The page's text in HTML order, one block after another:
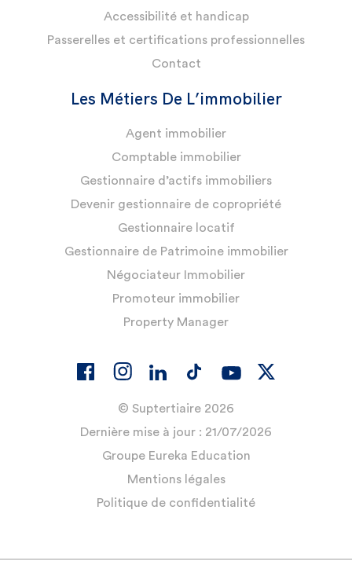
Accessibilité et handicap
Passerelles et certifications professionnelles
Contact
Les Métiers De L’immobilier
Agent immobilier
Comptable immobilier
Gestionnaire d’actifs immobiliers
Devenir gestionnaire de copropriété
Gestionnaire locatif
Gestionnaire de Patrimoine immobilier
Négociateur Immobilier
Promoteur immobilier
Property Manager
© Suptertiaire 2026
Dernière mise à jour : 21/07/2026
Groupe Eureka Education
Mentions légales
Politique de confidentialité